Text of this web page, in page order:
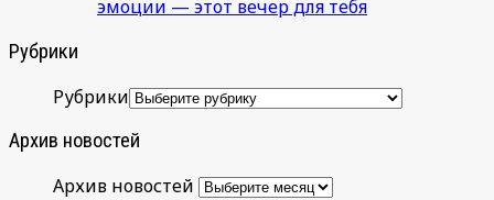
эмоции — этот вечер для тебя
Рубрики
Рубрики
Архив новостей
Архив новостей